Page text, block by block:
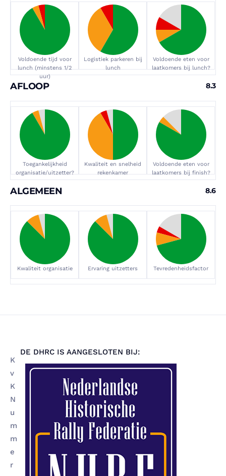
Voldoende tijd voor
lunch (minstens 1/2
uur)
Logistiek parkeren bij
lunch
Voldoende eten voor
laatkomers bij lunch?
AFLOOP 8.3
Toegankelijkheid
organisatie/uitzetter?
Kwaliteit en snelheid
rekenkamer
Voldoende eten voor
laatkomers bij finish?
ALGEMEEN 8.6
Kwaliteit organisatie Ervaring uitzetters Tevredenheidsfactor
K
v
K
N
u
m
m
e
r
DE DHRC IS AANGESLOTEN BIJ: